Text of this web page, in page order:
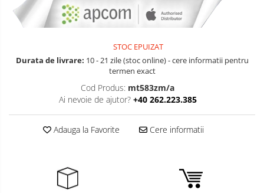
STOC EPUIZAT
Durata de livrare: 10 - 21 zile (stoc online) - cere informatii pentru
termen exact
Cod Produs: mt583zm/a
Ai nevoie de ajutor? +40 262.223.385
Adauga la Favorite Cere informatii